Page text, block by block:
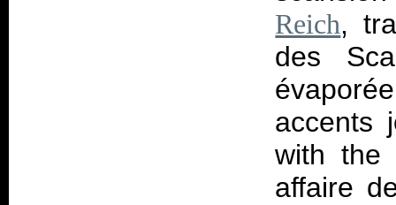
Reich,
des
accents
with
affaire